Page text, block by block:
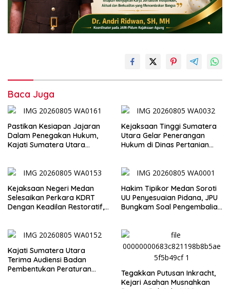
Baca Juga
Pastikan Kesiapan Jajaran
Dalam Penegakan Hukum,
Kajati Sumatera Utara
Kejaksaan Tinggi Sumatera
Utara Gelar Penerangan
Hukum di Dinas Pertanian
Kejaksaan Negeri Medan
Selesaikan Perkara KDRT
Dengan Keadilan Restoratif,
Rumahtangga
Hakim Tipikor Medan Soroti
UU Penyesuaian Pidana, JPU
Bungkam Soal Pengembalian
Kajati Sumatera Utara
Terima Audiensi Badan
Pembentukan Peraturan
Tegakkan Putusan Inkracht,
Kejari Asahan Musnahkan